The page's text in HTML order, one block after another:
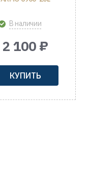
В наличии
2 100 ₽
КУПИТЬ